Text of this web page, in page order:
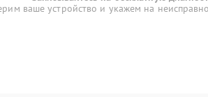
ваше устройство и укажем на